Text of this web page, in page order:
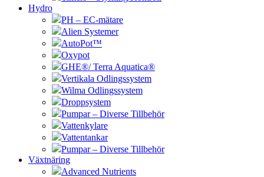
Hydro
PH – EC-mätare
Alien Systemer
AutoPot™
Oxypot
GHE®/ Terra Aquatica®
Vertikala Odlingssystem
Wilma Odlingssystem
Droppsystem
Pumpar – Diverse Tillbehör
Vattenkylare
Vattentankar
Pumpar – Diverse Tillbehör
Växtnäring
Advanced Nutrients